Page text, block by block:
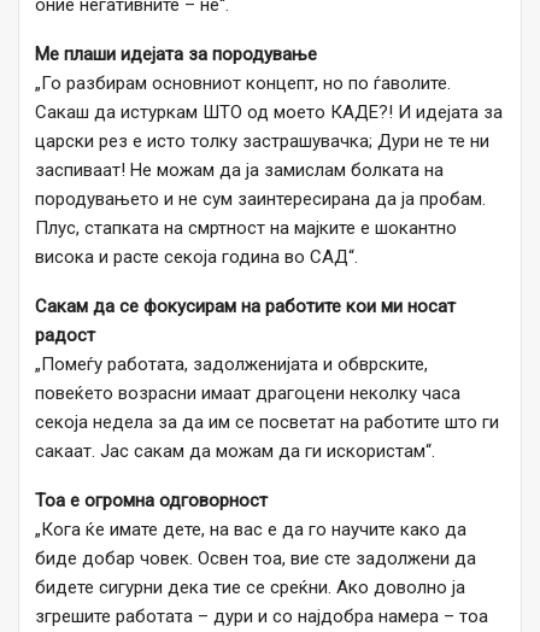
оние негативните – не“.
Ме плаши идејата за породување
„Го разбирам основниот концепт, но по ѓаволите.
Сакаш да истуркам ШТО од моето КАДЕ?! И идејата за
царски рез е исто толку застрашувачка; Дури не те ни
заспиваат! Не можам да ја замислам болката на
породувањето и не сум заинтересирана да ја пробам.
Плус, стапката на смртност на мајките е шокантно
висока и расте секоја година во САД“.
Сакам да се фокусирам на работите кои ми носат
радост
„Помеѓу работата, задолженијата и обврските,
повеќето возрасни имаат драгоцени неколку часа
секоја недела за да им се посветат на работите што ги
сакаат. Јас сакам да можам да ги искористам“.
Тоа е огромна одговорност
„Кога ќе имате дете, на вас е да го научите како да
биде добар човек. Освен тоа, вие сте задолжени да
бидете сигурни дека тие се среќни. Ако доволно ја
згрешите работата – дури и со најдобра намера – тоа